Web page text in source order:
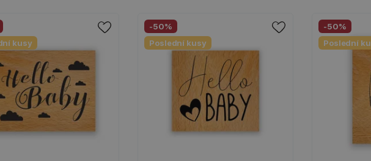
kusy
-50%
Poslední kusy
-50%
Poslední